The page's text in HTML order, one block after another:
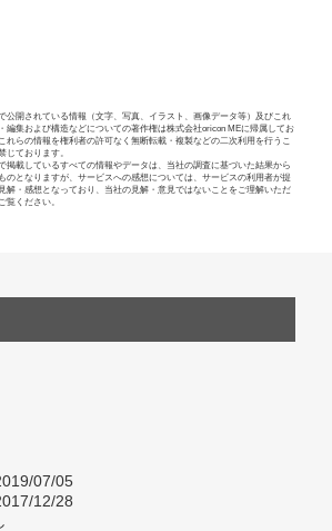
公開されている情報（文字、写真、イラスト、画像データ等）及びこれ
編集および構造などについての著作権は株式会社oricon MEに帰属してお
れらの情報を権利者の許可なく無断転載・複製などの二次利用を行うこ
じております。
掲載しているすべての情報やデータは、当社の調査に基づいた結果から
のとなりますが、サービスへの感想については、サービスの利用者が提
解・感想となっており、当社の見解・意見ではないことをご理解いただ
覧ください。
07/05
12/28